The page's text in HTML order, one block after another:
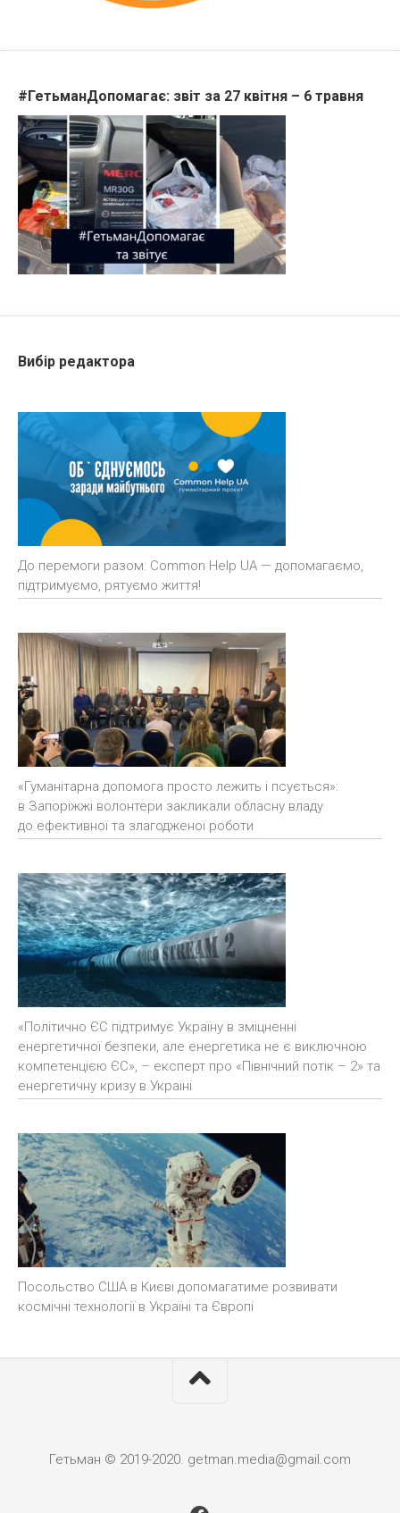
#ГетьманДопомагає: звіт за 27 квітня – 6 травня
Вибір редактора
До перемоги разом: Common Help UA — допомагаємо,
підтримуємо, рятуємо життя!
«Гуманітарна допомога просто лежить і псується»:
в Запоріжжі волонтери закликали обласну владу
до ефективної та злагодженої роботи
«Політично ЄС підтримує Україну в зміцненні
енергетичної безпеки, але енергетика не є виключною
компетенцією ЄС», – експерт про «Північний потік – 2» та
енергетичну кризу в Україні
Посольство США в Києві допомагатиме розвивати
космічні технології в Україні та Європі
Гетьман © 2019-2020. getman.media@gmail.com